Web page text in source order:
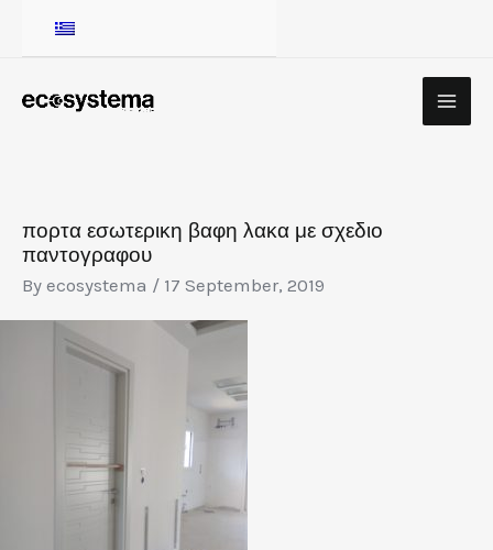
πορτα εσωτερικη βαφη λακα με σχεδιο
παντογραφου
By ecosystema / 17 September, 2019